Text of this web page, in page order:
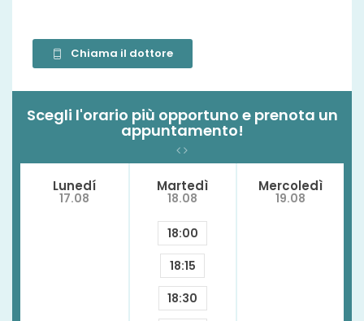
Chiama il dottore
Scegli l'orario più opportuno e prenota un
appuntamento!
Lunedí
17.08
Martedì
18.08
18:00
18:15
18:30
Mercoledì
19.08